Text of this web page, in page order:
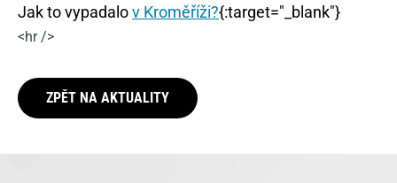
Jak to vypadalov Kroměříži?{:target="_blank"}
<hr />
ZPĚT NA AKTUALITY